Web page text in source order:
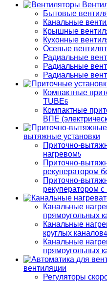
Бытовые
Канальные
Крышные
Кухонные
Осевые
Радиальные
Радиальные
Радиальные
Компактные
TUBE6
Компактные
ВПЕ
вытяжные установки
Приточно-
нагревом5
Приточно-
рекуператором
Приточно-
рекуператором с
Канальные
прямоугольных
Канальные
круглых каналов
Канальные
прямоугольных
вентиляции
Регуляторы